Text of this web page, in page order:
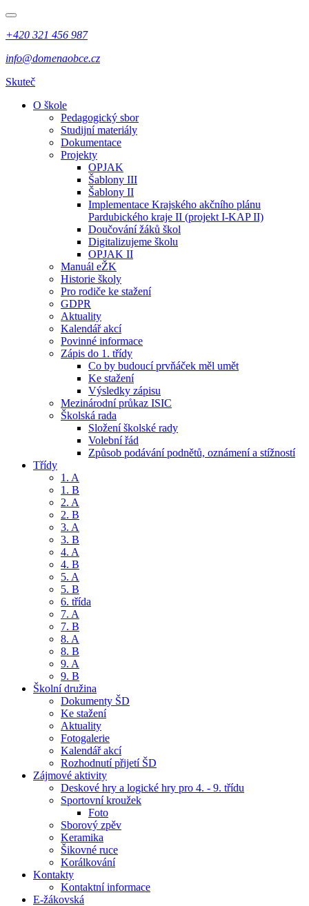
+420 321 456 987
info@domenaobce.cz
Skuteč
O škole
Pedagogický sbor
Studijní materiály
Dokumentace
Projekty
OPJAK
Šablony III
Šablony II
Implementace Krajského akčního plánu
Pardubického kraje II (projekt I-KAP II)
Doučování žáků škol
Digitalizujeme školu
OPJAK II
Manuál eŽK
Historie školy
Pro rodiče ke stažení
GDPR
Aktuality
Kalendář akcí
Povinné informace
Zápis do 1. třídy
Co by budoucí prvňáček měl umět
Ke stažení
Výsledky zápisu
Mezinárodní průkaz ISIC
Školská rada
Složení školské rady
Volební řád
Způsob podávání podnětů, oznámení a stížností
Třídy
1. A
1. B
2. A
2. B
3. A
3. B
4. A
4. B
5. A
5. B
6. třída
7. A
7. B
8. A
8. B
9. A
9. B
Školní družina
Dokumenty ŠD
Ke stažení
Aktuality
Fotogalerie
Kalendář akcí
Rozhodnutí přijetí ŠD
Zájmové aktivity
Deskové hry a logické hry pro 4. - 9. třídu
Sportovní kroužek
Foto
Sborový zpěv
Keramika
Šikovné ruce
Korálkování
Kontakty
Kontaktní informace
E-žákovská